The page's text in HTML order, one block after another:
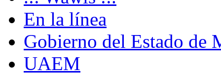
En la línea
Gobierno del Estado de
UAEM